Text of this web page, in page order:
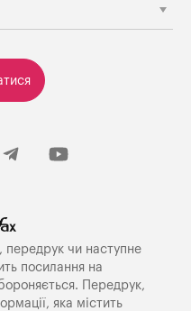
передрук чи наступне
посилання на
Передрук,
яка містить